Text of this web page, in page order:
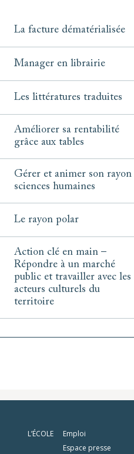
La facture dématérialisée
Manager en librairie
Les littératures traduites
Améliorer sa rentabilité
grâce aux tables
Gérer et animer son rayon
sciences humaines
Le rayon polar
Action clé en main –
Répondre à un marché
public et travailler avec les
acteurs culturels du
territoire
L’ÉCOLE
Emploi
Espace presse